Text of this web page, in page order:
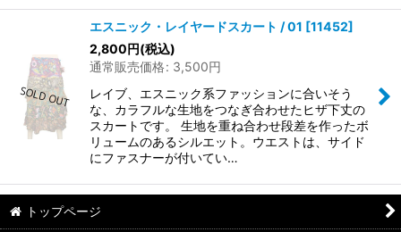
エスニック・レイヤードスカート / 01 [11452]
2,800円(税込)
通常販売価格: 3,500円
レイブ、エスニック系ファッションに合いそう
な、カラフルな生地をつなぎ合わせたヒザ下丈の
スカートです。 生地を重ね合わせ段差を作ったボ
リュームのあるシルエット。ウエストは、サイド
にファスナーが付いてい…
トップページ